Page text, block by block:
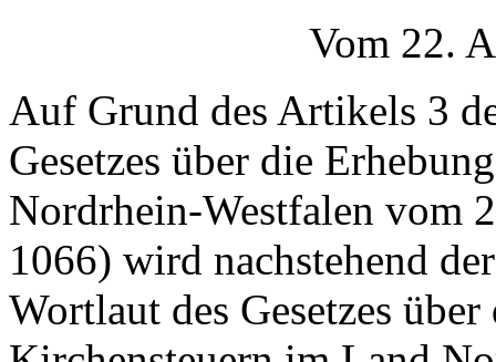
Vom 22.
Auf Grund des Artikels 3
Gesetzes über die
Nordrhein-Westfalen vom
1066) wird nachstehend
Wortlaut des Gesetzes